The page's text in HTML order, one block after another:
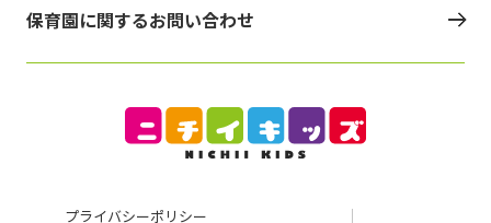
プライバシーポリシー
保育園に関するお問い合わせ